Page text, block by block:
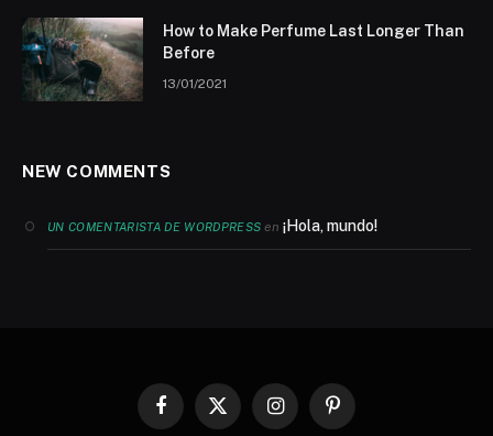
How to Make Perfume Last Longer Than
Before
13/01/2021
NEW COMMENTS
UN COMENTARISTA DE WORDPRESS en¡Hola, mundo!
Facebook
X
InstagramPinterest